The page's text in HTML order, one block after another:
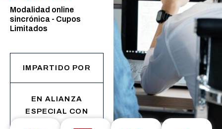
Modalidad online
sincrónica - Cupos
Limitados
IMPARTIDO POR
EN ALIANZA
ESPECIAL CON